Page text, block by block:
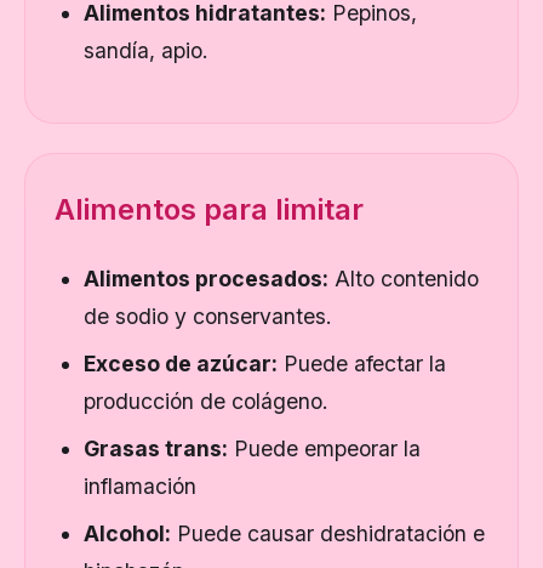
Alimentos hidratantes: Pepinos,
sandía, apio.
Alimentos para limitar
Alimentos procesados: Alto contenido
de sodio y conservantes.
Exceso de azúcar: Puede afectar la
producción de colágeno.
Grasas trans: Puede empeorar la
inflamación
Alcohol: Puede causar deshidratación e